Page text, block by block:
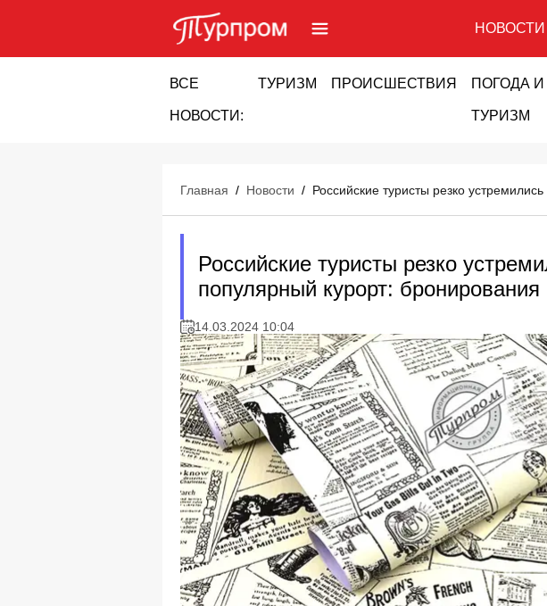
НОВОСТИ
ВСЕ
НОВОСТИ:
ТУРИЗМ ПРОИСШЕСТВИЯ ПОГОДА И
ТУРИЗМ
Главная / Новости / Российские туристы резко
Российские туристы резко
популярный курорт: бронирования
14.03.2024 10:04